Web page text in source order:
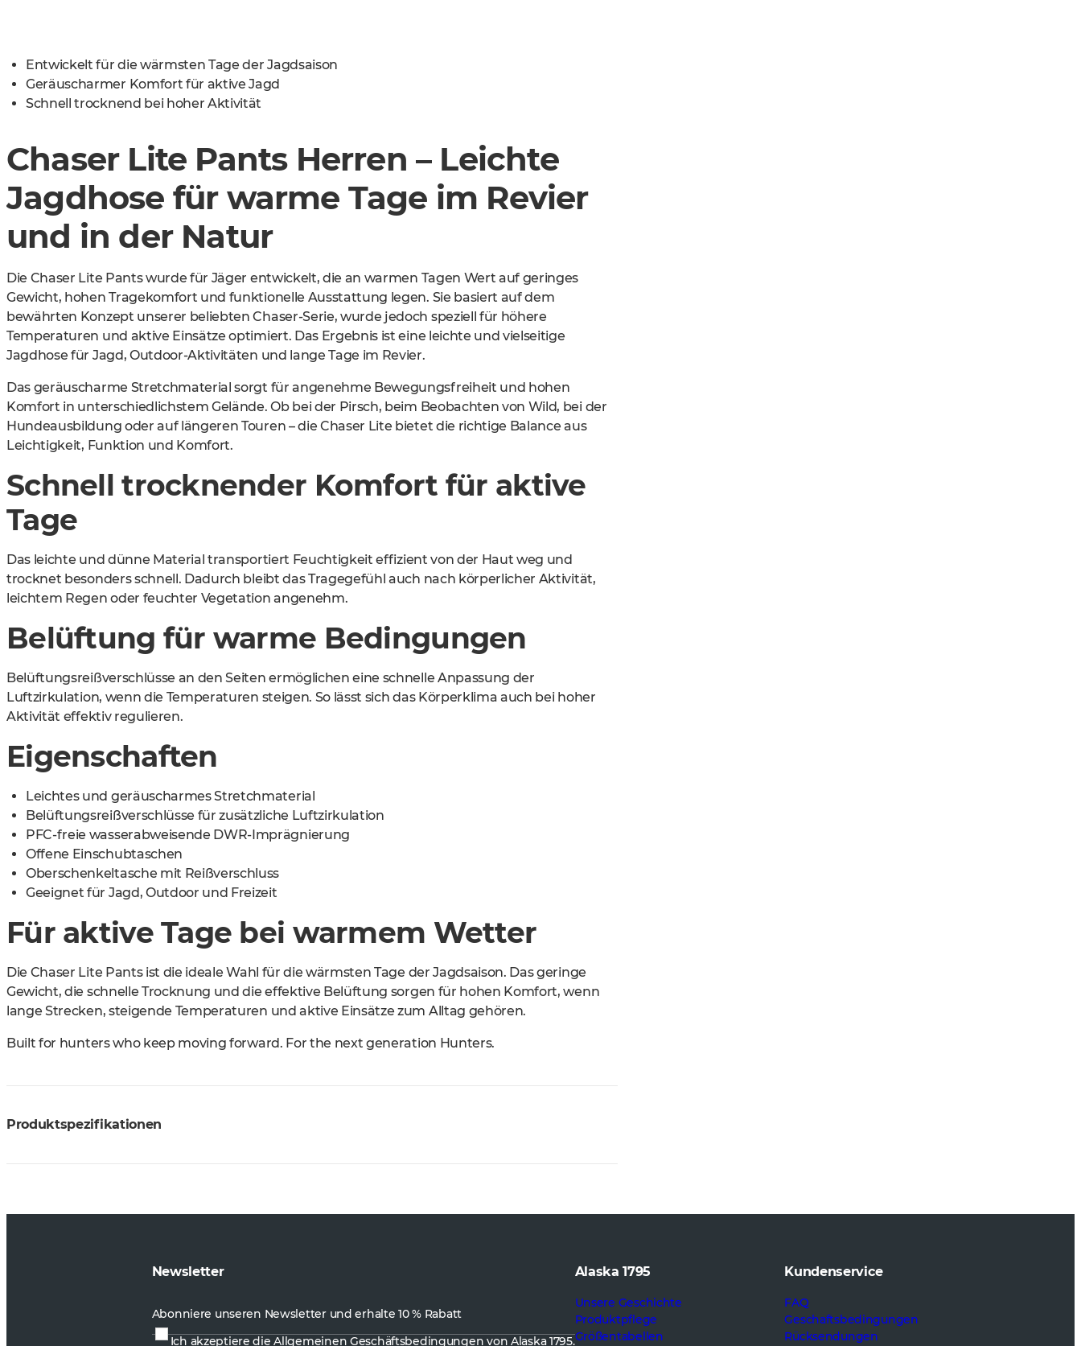
Entwickelt für die wärmsten Tage der Jagdsaison
Geräuscharmer Komfort für aktive Jagd
Schnell trocknend bei hoher Aktivität
Chaser Lite Pants Herren – Leichte
Jagdhose für warme Tage im Revier
und in der Natur
Die Chaser Lite Pants wurde für Jäger entwickelt, die an warmen Tagen Wert auf geringes
Gewicht, hohen Tragekomfort und funktionelle Ausstattung legen. Sie basiert auf dem
bewährten Konzept unserer beliebten Chaser-Serie, wurde jedoch speziell für höhere
Temperaturen und aktive Einsätze optimiert. Das Ergebnis ist eine leichte und vielseitige
Jagdhose für Jagd, Outdoor-Aktivitäten und lange Tage im Revier.
Das geräuscharme Stretchmaterial sorgt für angenehme Bewegungsfreiheit und hohen
Komfort in unterschiedlichstem Gelände. Ob bei der Pirsch, beim Beobachten von Wild, bei der
Hundeausbildung oder auf längeren Touren – die Chaser Lite bietet die richtige Balance aus
Leichtigkeit, Funktion und Komfort.
Schnell trocknender Komfort für aktive
Tage
Das leichte und dünne Material transportiert Feuchtigkeit effizient von der Haut weg und
trocknet besonders schnell. Dadurch bleibt das Tragegefühl auch nach körperlicher Aktivität,
leichtem Regen oder feuchter Vegetation angenehm.
Belüftung für warme Bedingungen
Belüftungsreißverschlüsse an den Seiten ermöglichen eine schnelle Anpassung der
Luftzirkulation, wenn die Temperaturen steigen. So lässt sich das Körperklima auch bei hoher
Aktivität effektiv regulieren.
Eigenschaften
Leichtes und geräuscharmes Stretchmaterial
Belüftungsreißverschlüsse für zusätzliche Luftzirkulation
PFC-freie wasserabweisende DWR-Imprägnierung
Offene Einschubtaschen
Oberschenkeltasche mit Reißverschluss
Geeignet für Jagd, Outdoor und Freizeit
Für aktive Tage bei warmem Wetter
Die Chaser Lite Pants ist die ideale Wahl für die wärmsten Tage der Jagdsaison. Das geringe
Gewicht, die schnelle Trocknung und die effektive Belüftung sorgen für hohen Komfort, wenn
lange Strecken, steigende Temperaturen und aktive Einsätze zum Alltag gehören.
Built for hunters who keep moving forward. For the next generation Hunters.
Produktspezifikationen
Newsletter
Abonniere unseren Newsletter und erhalte 10 % Rabatt
Ich akzeptiere dieAllgemeinen Geschäftsbedingungen von Alaska 1795.
Alaska 1795
Unsere Geschichte
Produktpflege
Größentabellen
Kundenservice
FAQ
Geschaftsbedingungen
Rücksendungen